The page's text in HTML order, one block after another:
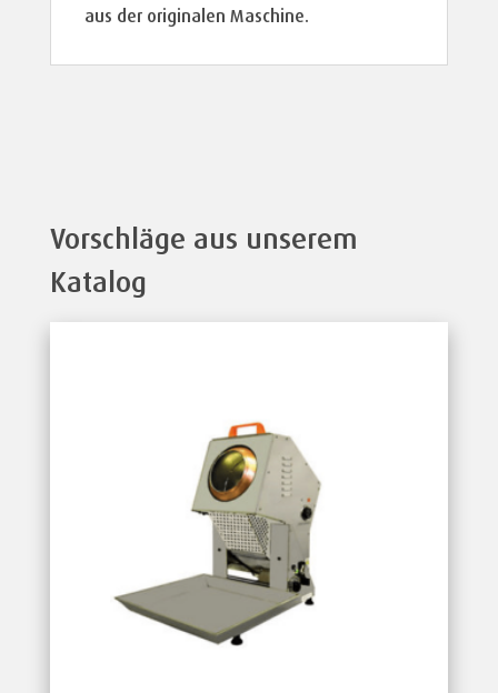
aus der originalen Maschine.
Vorschläge aus unserem
Katalog